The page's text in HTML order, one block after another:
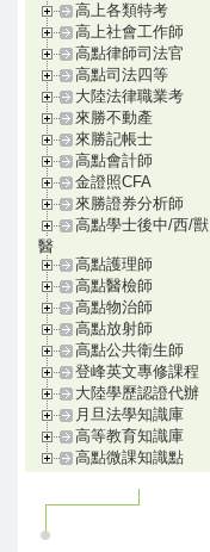
高上各類特考
高上社會工作師
高點律師司法官
高點司法四等
大陸法律職業考
來勝不動產
來勝記帳士
高點會計師
金證照CFA
來勝證券分析師
高點學士後中/西/獸
醫
高點護理師
高點醫檢師
高點物治師
高點放射師
高點公共衛生師
登峰英文專修課程
大陸學歷認證代辦
月旦法學知識庫
高等教育知識庫
高點微課知識點